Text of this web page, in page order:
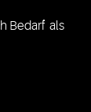
Bedarf als